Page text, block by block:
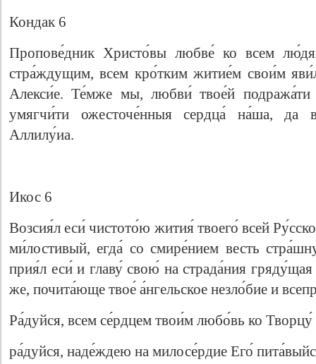
Кондак 6
Пропове́дник Христо́вы любве́ ко всем
стра́ждущим, всем кро́тким житие́м свои́м
Алекси́е. Те́мже мы, любви́ твое́й
умягчи́ти ожесточе́нныя сердца́ на́ша, да
Аллилу́иа.
Икос 6
Возсия́л еси́ чистото́ю жития́ твоего́ всей
ми́лостивый, егда́ со смире́нием весть
прия́л еси́ и главу́ свою́ на страда́ния
же, почита́юще твое́ а́нгельское незло́бие и
Ра́дуйся, всем се́рдцем твои́м любо́вь ко
ра́дуйся, наде́ждею на милосе́рдие Его́